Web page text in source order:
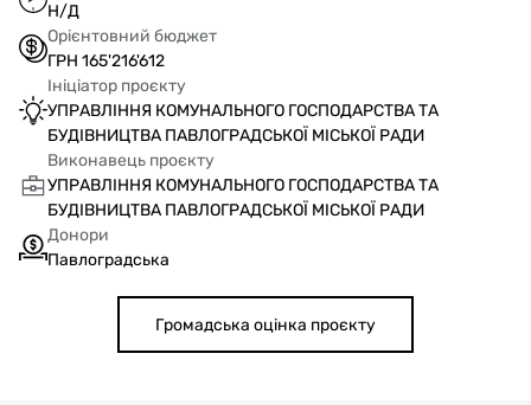
Н/Д
Орієнтовний бюджет
ГРН 165'216'612
Ініціатор проєкту
УПРАВЛІННЯ КОМУНАЛЬНОГО ГОСПОДАРСТВА ТА
БУДІВНИЦТВА ПАВЛОГРАДСЬКОЇ МІСЬКОЇ РАДИ
Виконавець проєкту
УПРАВЛІННЯ КОМУНАЛЬНОГО ГОСПОДАРСТВА ТА
БУДІВНИЦТВА ПАВЛОГРАДСЬКОЇ МІСЬКОЇ РАДИ
Донори
Павлоградська
Громадська оцінка проєкту